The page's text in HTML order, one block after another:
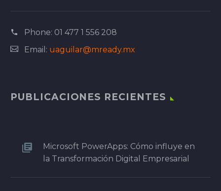
Phone: 01 477 1 556 208
Email: uaguilar@mready.mx
PUBLICACIONES RECIENTES
Microsoft PowerApps: Cómo influye en
la Transformación Digital Empresarial